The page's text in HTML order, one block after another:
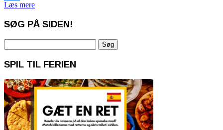
Share
Læs mere
SØG PÅ SIDEN!
efter:
SPIL TIL FERIEN